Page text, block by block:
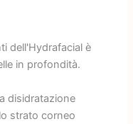
dell'Hydrafacial è
in profondità.
disidratazione
strato corneo